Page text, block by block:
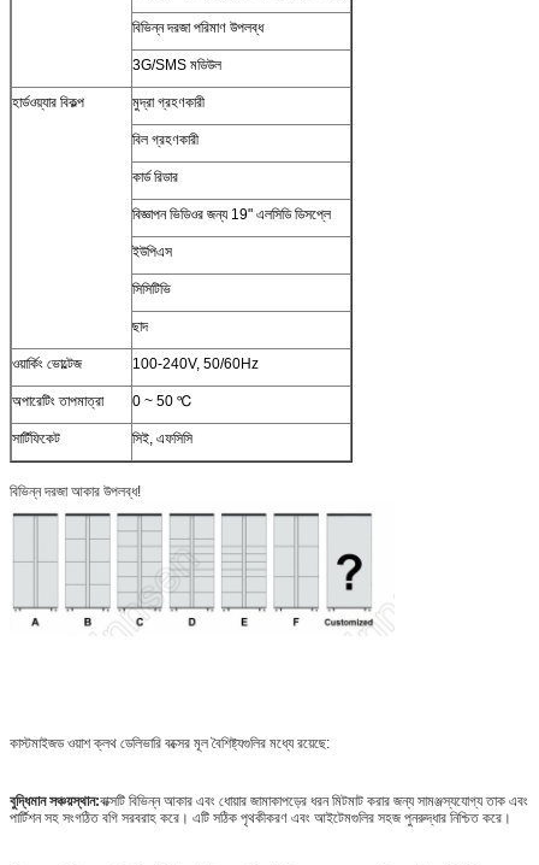
বিভিন্ন দরজা পরিমাণ উপলব্ধ
3G/SMS মডিউল
হার্ডওয়্যার বিকল্প মুদ্রা গ্রহণকারী
বিল গ্রহণকারী
কার্ড রিডার
বিজ্ঞাপন ভিডিওর জন্য 19" এলসিডি ডিসপ্লে
ইউপিএস
সিসিটিভি
ছাদ
ওয়ার্কিং ভোল্টেজ 100-240V, 50/60Hz
অপারেটিং তাপমাত্রা 0 ~ 50 ℃
সার্টিফিকেট সিই, এফসিসি
বিভিন্ন দরজা আকার উপলব্ধ!
কাস্টমাইজড ওয়াশ ক্লথ ডেলিভারি বক্সের মূল বৈশিষ্ট্যগুলির মধ্যে রয়েছে:
বুদ্ধিমান সঞ্চয়স্থান:বাক্সটি বিভিন্ন আকার এবং ধোয়ার জামাকাপড়ের ধরন মিটমাট করার জন্য সামঞ্জস্যযোগ্য তাক এবং
পার্টিশন সহ সংগঠিত বগি সরবরাহ করে। এটি সঠিক পৃথকীকরণ এবং আইটেমগুলির সহজ পুনরুদ্ধার নিশ্চিত করে।